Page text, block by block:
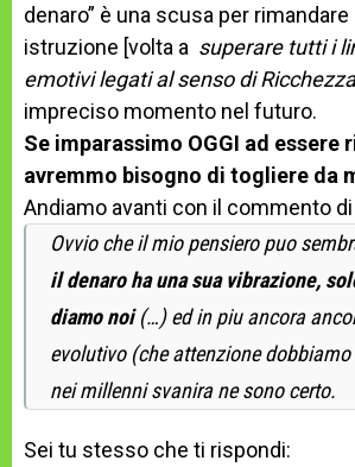
denaro” è una scusa per
istruzione [volta a superare tutti i
emotivi legati al senso di Ricchezza
impreciso momento nel futuro.
Se imparassimo OGGI ad essere
avremmo bisogno di togliere da
Andiamo avanti con il commento
Ovvio che il mio pensiero puo
il denaro ha una sua vibrazione,
diamo noi(…) ed in piu ancora
evolutivo (che attenzione
nei millenni svanira ne sono certo.
Sei tu stesso che ti rispondi: